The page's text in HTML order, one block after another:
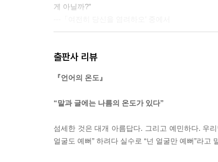
감정은 움직이는 거야
여행의 목적
선을 긋는 일
여러 유형의 기억들
나이를 결정하는 요소
부드러운 것과 딱딱한 것
이름을 부르는 일
게 아닐까?”
는다. 때론 단출한 문장 한 줄이 상처를 보듬고 삶
까지? 분노의 감정이 스르륵 가라앉을 때까지.
모르는 지나치게 뜨거운 감정을 그곳에 남겨두고
---「분노를 대하는 방법」중에서
출판사 리뷰
『언어의 온도』
“말과 글에는 나름의 온도가 있다”
섬세한 것은 대개 아름답다. 그리고 예민하다. 우
얼굴도 예뻐” 하려다 실수로 “넌 얼굴만 예뻐”라고